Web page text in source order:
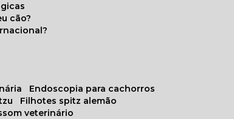
cão?
endoscopia para cachorros
filhotes spitz alemão
veterinário